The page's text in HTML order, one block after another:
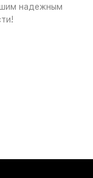
надежным